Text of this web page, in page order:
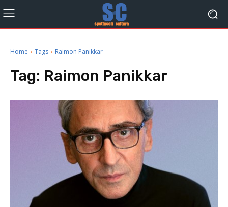
Home Tags Raimon Panikkar
Tag: Raimon Panikkar